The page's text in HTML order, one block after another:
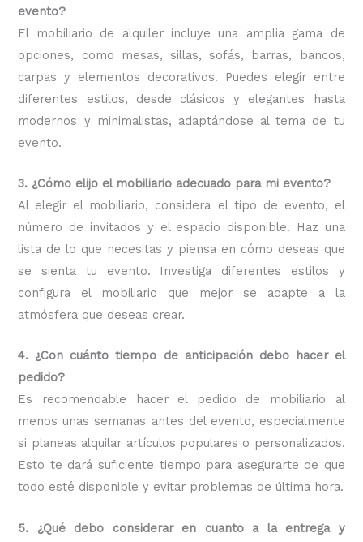
evento?
El mobiliario de alquiler incluye una amplia gama de
opciones, como mesas, sillas, sofás, barras, bancos,
carpas y elementos decorativos. Puedes elegir entre
diferentes estilos, desde clásicos y elegantes hasta
modernos y minimalistas, adaptándose al tema de tu
evento.
3. ¿Cómo elijo el mobiliario adecuado para mi evento?
Al elegir el mobiliario, considera el tipo de evento, el
número de invitados y el espacio disponible. Haz una
lista de lo que necesitas y piensa en cómo deseas que
se sienta tu evento. Investiga diferentes estilos y
configura el mobiliario que mejor se adapte a la
atmósfera que deseas crear.
4. ¿Con cuánto tiempo de anticipación debo hacer el
pedido?
Es recomendable hacer el pedido de mobiliario al
menos unas semanas antes del evento, especialmente
si planeas alquilar artículos populares o personalizados.
Esto te dará suficiente tiempo para asegurarte de que
todo esté disponible y evitar problemas de última hora.
5. ¿Qué debo considerar en cuanto a la entrega y